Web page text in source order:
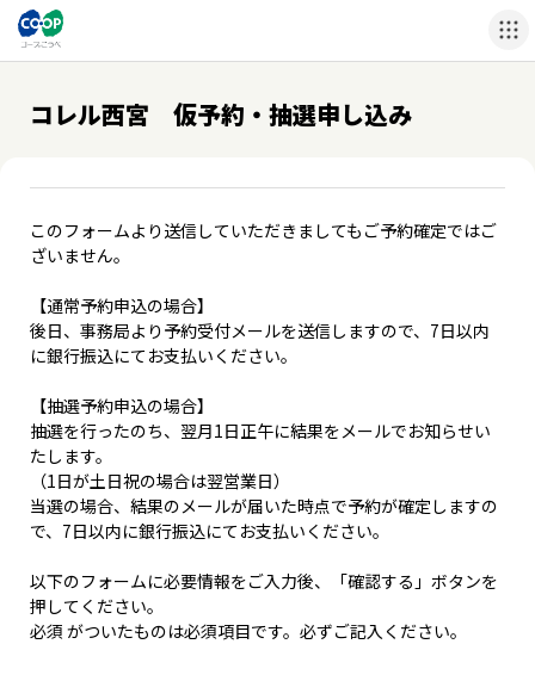
コレル西宮 仮予約・抽選申し込み
このフォームより送信していただきましてもご予約確定ではご
ざいません。
【通常予約申込の場合】
後日、事務局より予約受付メールを送信しますので、7日以内
に銀行振込にてお支払いください。
【抽選予約申込の場合】
抽選を行ったのち、翌月1日正午に結果をメールでお知らせい
たします。
（1日が土日祝の場合は翌営業日）
当選の場合、結果のメールが届いた時点で予約が確定しますの
で、7日以内に銀行振込にてお支払いください。
以下のフォームに必要情報をご入力後、「確認する」ボタンを
押してください。
必須 がついたものは必須項目です。必ずご記入ください。